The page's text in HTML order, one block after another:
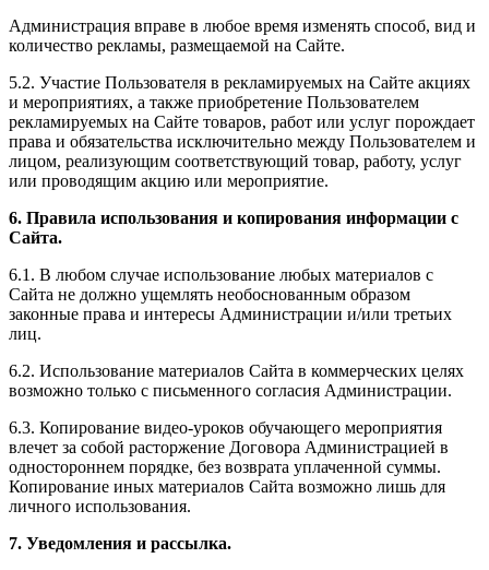
Администрация вправе в любое время изменять способ, вид и
количество рекламы, размещаемой на Сайте.
5.2. Участие Пользователя в рекламируемых на Сайте акциях
и мероприятиях, а также приобретение Пользователем
рекламируемых на Сайте товаров, работ или услуг порождает
права и обязательства исключительно между Пользователем и
лицом, реализующим соответствующий товар, работу, услуг
или проводящим акцию или мероприятие.
6. Правила использования и копирования информации с
Сайта.
6.1. В любом случае использование любых материалов с
Сайта не должно ущемлять необоснованным образом
законные права и интересы Администрации и/или третьих
лиц.
6.2. Использование материалов Сайта в коммерческих целях
возможно только с письменного согласия Администрации.
6.3. Копирование видео-уроков обучающего мероприятия
влечет за собой расторжение Договора Администрацией в
одностороннем порядке, без возврата уплаченной суммы.
Копирование иных материалов Сайта возможно лишь для
личного использования.
7. Уведомления и рассылка.